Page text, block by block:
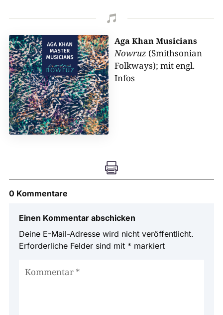

Aga Khan Musicians
Nowruz (Smithsonian
Folkways); mit engl.
Infos

0 Kommentare
Einen Kommentar abschicken
Deine E-Mail-Adresse wird nicht veröffentlicht.
Erforderliche Felder sind mit * markiert